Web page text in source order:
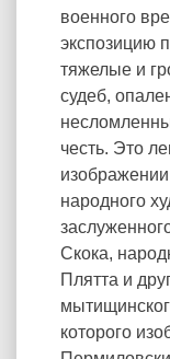
военного
экспозицию
тяжелые и
судеб,
честь. Это
народного
Скока,
Плятта и
которого